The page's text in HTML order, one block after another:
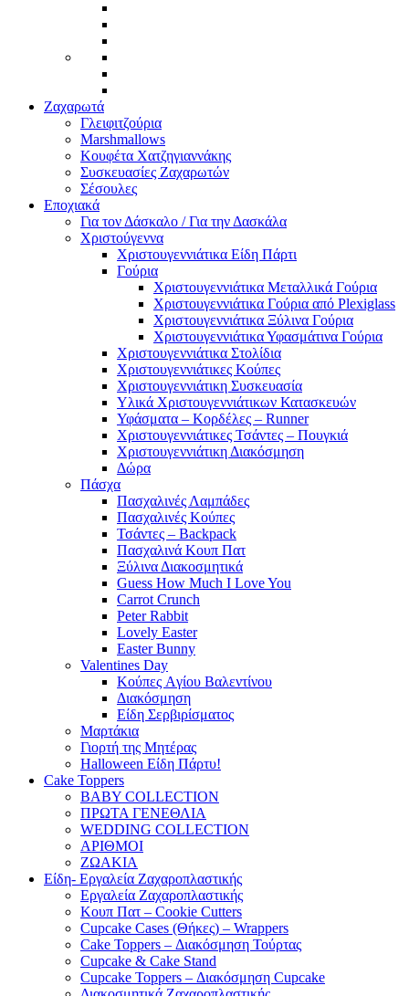
Ζαχαρωτά
Γλειφιτζούρια
Marshmallows
Κουφέτα Χατζηγιαννάκης
Συσκευασίες Ζαχαρωτών
Σέσουλες
Εποχιακά
Για τον Δάσκαλο / Για την Δασκάλα
Χριστούγεννα
Χριστουγεννιάτικα Είδη Πάρτι
Γούρια
Χριστουγεννιάτικα Μεταλλικά Γούρια
Χριστουγεννιάτικα Γούρια από Plexiglass
Χριστουγεννιάτικα Ξύλινα Γούρια
Χριστουγεννιάτικα Υφασμάτινα Γούρια
Χριστουγεννιάτικα Στολίδια
Χριστουγεννιάτικες Κούπες
Χριστουγεννιάτικη Συσκευασία
Υλικά Χριστουγεννιάτικων Κατασκευών
Υφάσματα – Κορδέλες – Runner
Χριστουγεννιάτικες Τσάντες – Πουγκιά
Χριστουγεννιάτικη Διακόσμηση
Δώρα
Πάσχα
Πασχαλινές Λαμπάδες
Πασχαλινές Κούπες
Τσάντες – Backpack
Πασχαλινά Κουπ Πατ
Ξύλινα Διακοσμητικά
Guess How Much I Love You
Carrot Crunch
Peter Rabbit
Lovely Easter
Easter Bunny
Valentines Day
Κούπες Aγίου Βαλεντίνου
Διακόσμηση
Είδη Σερβιρίσματος
Μαρτάκια
Γιορτή της Μητέρας
Halloween Είδη Πάρτυ!
Cake Toppers
BABY COLLECTION
ΠΡΩΤΑ ΓΕΝΕΘΛΙΑ
WEDDING COLLECTION
ΑΡΙΘΜΟΙ
ΖΩΑΚΙΑ
Είδη- Εργαλεία Ζαχαροπλαστικής
Εργαλεία Ζαχαροπλαστικής
Κουπ Πατ – Cookie Cutters
Cupcake Cases (Θήκες) – Wrappers
Cake Toppers – Διακόσμηση Τούρτας
Cupcake & Cake Stand
Cupcake Toppers – Διακόσμηση Cupcake